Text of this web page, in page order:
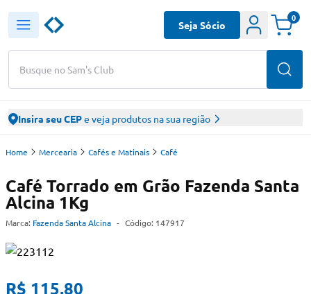
Busque no Sam's Club
Seja Sócio
0
Insira seu CEPe veja produtos na sua região
Home Mercearia Cafés e Matinais Café
Café Torrado em Grão Fazenda Santa
Alcina 1Kg
Marca: Fazenda Santa Alcina - Código: 147917
R$ 115,80